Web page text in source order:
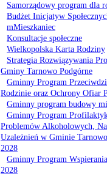
Samorządowy program dla
Budżet Inicjatyw
mMieszkaniec
Konsultacje społeczne
Wielkopolska Karta Rodziny
Strategia Rozwiązywania
Gminy Tarnowo Podgórne
Gminny Program
Rodzinie oraz Ochrony Ofiar
Gminny program budowy
Gminny Program
Problemów Alkoholowych,
Uzależnień w Gminie
2028
Gminny Program
2028